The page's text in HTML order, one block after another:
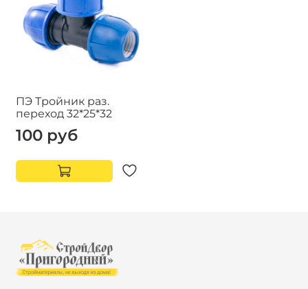
ПЭ Тройник раз.
переход 32*25*32
100 руб